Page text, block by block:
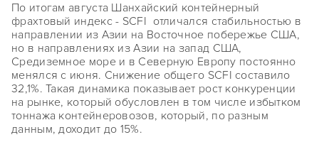
По итогам августа Шанхайский контейнерный
фрахтовый индекс - SCFI отличался стабильностью в
направлении из Азии на Восточное побережье США,
но в направлениях из Азии на запад США,
Средиземное море и в Северную Европу постоянно
менялся с июня. Снижение общего SCFI составило
32,1%. Такая динамика показывает рост конкуренции
на рынке, который обусловлен в том числе избытком
тоннажа контейнеровозов, который, по разным
данным, доходит до 15%.